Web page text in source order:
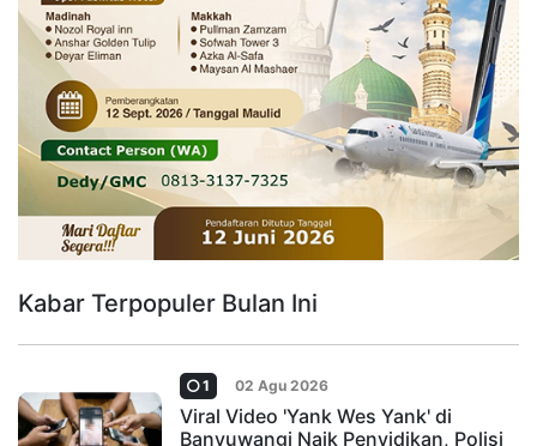
Kabar Terpopuler Bulan Ini
1 02 Agu 2026
Viral Video 'Yank Wes Yank' di
Banyuwangi Naik Penyidikan, Polisi